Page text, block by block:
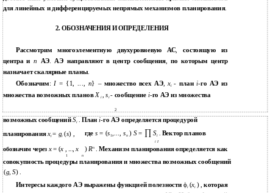
для линейных и дифференцируемых непрямых механизмов планирования.
2. ОБОЗНАЧЕНИЯ И ОПРЕДЕЛЕНИЯ
Рассмотрим многоэлементную двухуровневую АС,состоящую из
центра иn АЭ.АЭ направляют в центр сообщения, по которым центр
назначает скалярные планы.
Обозначим:I = {1, ..., n} – множество всех АЭ, xi- планi-го АЭ из
множества возможных плановX i,si- сообщение i-го АЭ из множества
2
возможных сообщенийSi . Планi-го АЭ определяется процедурой
планированияxi= gi(s) , где s= (s 1,...,sn ) S= ∏Si . Вектор планов
i I
обозначим через x= (x , ...,x
n
)Rn .Механизм планирования определяется как
1
совокупность процедуры планирования и множества возможных сообщений
(g,S) .
Интересы каждого АЭ выражены функцией полезностиϕi (xi ) ,которая